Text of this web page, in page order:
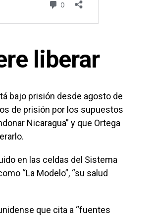
liberar
bajo prisión desde agosto de
de prisión por los supuestos
Nicaragua” y que Ortega
en las celdas del Sistema
“La Modelo”, “su salud
que cita a “fuentes